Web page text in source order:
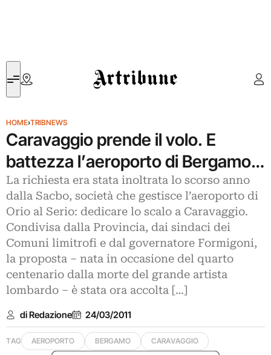
Artribune
HOME›TRIBNEWS
Caravaggio prende il volo. E
battezza l’aeroporto di Bergamo…
La richiesta era stata inoltrata lo scorso anno
dalla Sacbo, società che gestisce l’aeroporto di
Orio al Serio: dedicare lo scalo a Caravaggio.
Condivisa dalla Provincia, dai sindaci dei
Comuni limitrofi e dal governatore Formigoni,
la proposta – nata in occasione del quarto
centenario dalla morte del grande artista
lombardo – è stata ora accolta […]
di Redazione 24/03/2011
TAG AEROPORTO BERGAMO CARAVAGGIO